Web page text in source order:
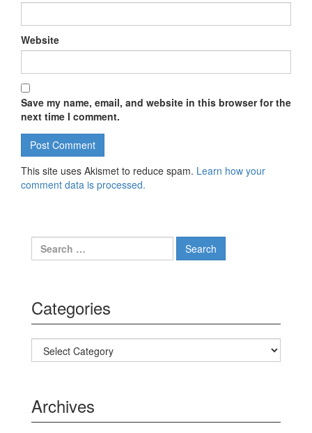
Website
Save my name, email, and website in this browser for the
next time I comment.
This site uses Akismet to reduce spam. Learn how your
comment data is processed.
Search for:
Categories
Categories
Archives